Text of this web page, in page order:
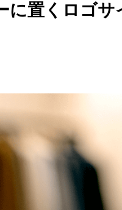
置くロゴサ